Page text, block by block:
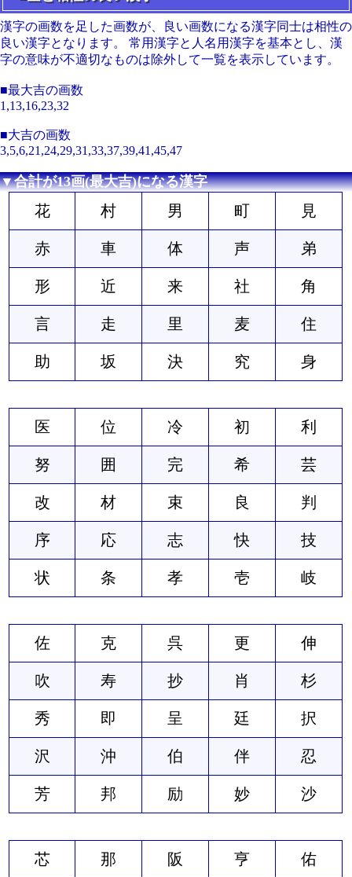
漢字の画数を足した画数が、良い画数になる漢字同士は相性の
良い漢字となります。 常用漢字と人名用漢字を基本とし、漢
字の意味が不適切なものは除外して一覧を表示しています。
■最大吉の画数
1,13,16,23,32
■大吉の画数
3,5,6,21,24,29,31,33,37,39,41,45,47
▼合計が13画(最大吉)になる漢字
花 村 男 町 見
赤 車 体 声 弟
形 近 来 社 角
言 走 里 麦 住
助 坂 決 究 身
医 位 冷 初 利
努 囲 完 希 芸
改 材 束 良 判
序 応 志 快 技
状 条 孝 壱 岐
佐 克 呉 更 伸
吹 寿 抄 肖 杉
秀 即 呈 廷 択
沢 沖 伯 伴 忍
芳 邦 励 妙 沙
芯 那 阪 亨 佑